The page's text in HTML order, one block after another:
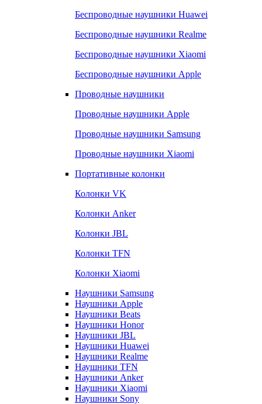
Беспроводные наушники Huawei
Беспроводные наушники Realme
Беспроводные наушники Xiaomi
Беспроводные наушники Apple
Проводные наушники
Проводные наушники Apple
Проводные наушники Samsung
Проводные наушники Xiaomi
Портативные колонки
Колонки VK
Колонки Anker
Колонки JBL
Колонки TFN
Колонки Xiaomi
Наушники Samsung
Наушники Apple
Наушники Beats
Наушники Honor
Наушники JBL
Наушники Huawei
Наушники Realme
Наушники TFN
Наушники Anker
Наушники Xiaomi
Наушники Sony